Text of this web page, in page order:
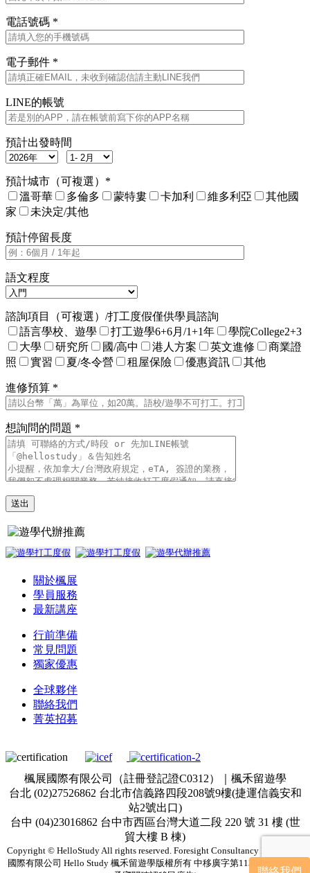
電話號碼 *
電子郵件 *
LINE的帳號
預計出發時間
預計城市（可複選）*
溫哥華
多倫多 蒙特婁 卡加利 維多利亞
其他國
家
未決定/其他
預計停留長度
語文程度
諮詢項目（可複選）/打工度假僅供學員諮詢
語言學校、遊學
打工遊學6+6月/1+1年
學院College2+3
大學
研究所 國/高中 港人方案 英文進修
商業證
照
實習 夏/冬令營 租屋保險 優惠資訊 其他
進修預算 *
想詢問的問題 *
關於楓展
學員服務
最新講座
行前準備
常見問題
獨家優惠
全球夥伴
聯絡我們
菁英招募
楓展國際有限公司（註冊登記證C0312）｜楓禾留遊學
台北 (02)27526862 台北市信義路四段208號9樓(捷運信義安和
站2號出口)
台中 (04)23016862 台中市西區台灣大道二段 220 號 31 樓 (世
貿大樓 B 棟)
Copyright © HelloStudy All rights reserved. Foresight Consultancy Inc. & 楓展
國際有限公司 Hello Study 楓禾留遊學版權所有 中移廣字第113043002號(僅